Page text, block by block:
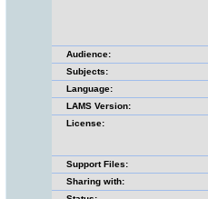
Audience:
Subjects:
Language:
LAMS Version:
License:
Support Files:
Sharing with: